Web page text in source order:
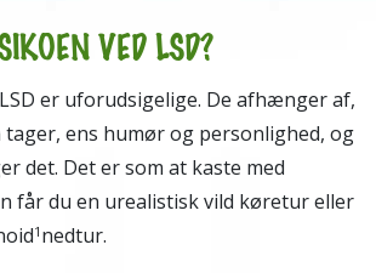
VED LSD?
er uforudsigelige. De afhænger af,
tager, ens humør og personlighed, og
det. Det er som at kaste med
får du en urealistisk vild køretur eller
1 nedtur.